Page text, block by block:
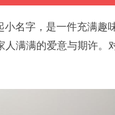
小名字，是一件充满趣
人满满的爱意与期许